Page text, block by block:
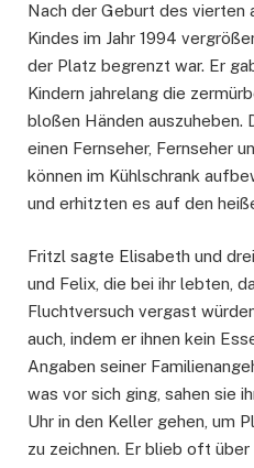
Nach der Geburt des vierten
Kindes im Jahr 1994
der Platz begrenzt war. Er
Kindern jahrelang die
bloßen Händen auszuheben.
einen Fernseher, Fernseher
können im Kühlschrank
und erhitzten es auf den
Fritzl sagte Elisabeth und
und Felix, die bei ihr lebten,
Fluchtversuch vergast
auch, indem er ihnen kein
Angaben seiner
was vor sich ging, sahen sie
Uhr in den Keller gehen, um
zu zeichnen. Er blieb oft